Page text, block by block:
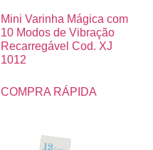
Mini Varinha Mágica com
10 Modos de Vibração
Recarregável Cod. XJ
1012
COMPRA RÁPIDA